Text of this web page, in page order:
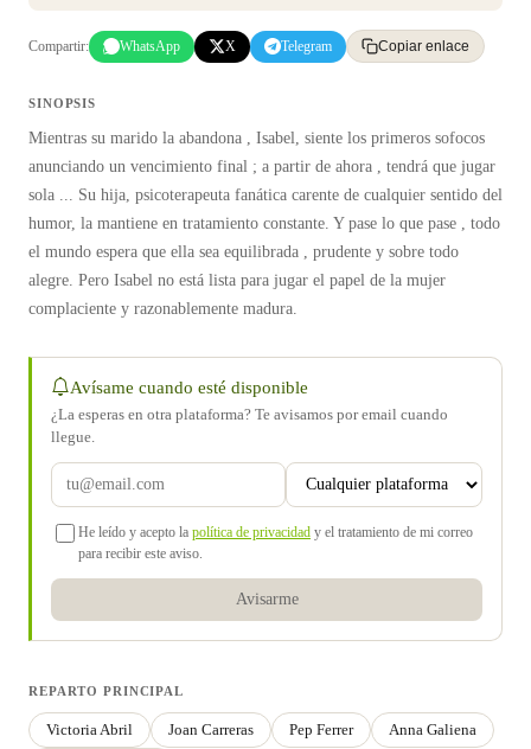
Compartir: WhatsApp X Telegram Copiar enlace
SINOPSIS
Mientras su marido la abandona , Isabel, siente los primeros sofocos
anunciando un vencimiento final ; a partir de ahora , tendrá que jugar
sola ... Su hija, psicoterapeuta fanática carente de cualquier sentido del
humor, la mantiene en tratamiento constante. Y pase lo que pase , todo
el mundo espera que ella sea equilibrada , prudente y sobre todo
alegre. Pero Isabel no está lista para jugar el papel de la mujer
complaciente y razonablemente madura.
Avísame cuando esté disponible
¿La esperas en otra plataforma? Te avisamos por email cuando
llegue.
He leído y acepto la política de privacidad y el tratamiento de mi correo
para recibir este aviso.
Avisarme
REPARTO PRINCIPAL
Victoria Abril Joan Carreras Pep Ferrer
Anna Galiena